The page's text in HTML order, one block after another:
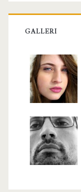
GALLERI